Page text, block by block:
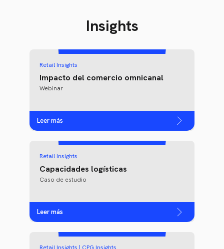
Insights
Retail Insights
Impacto del comercio omnicanal
Webinar
Leer más
Retail Insights
Capacidades logísticas
Caso de estudio
Leer más
Retail Insights | CPG Insights